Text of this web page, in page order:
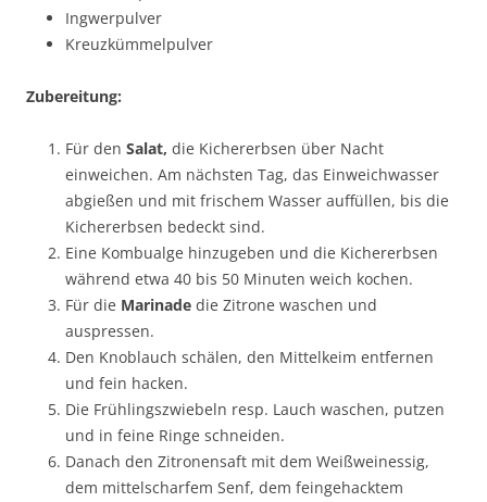
Ingwerpulver
Kreuzkümmelpulver
Zubereitung:
Für den Salat, die Kichererbsen über Nacht
einweichen. Am nächsten Tag, das Einweichwasser
abgießen und mit frischem Wasser auffüllen, bis die
Kichererbsen bedeckt sind.
Eine Kombualge hinzugeben und die Kichererbsen
während etwa 40 bis 50 Minuten weich kochen.
Für die Marinade die Zitrone waschen und
auspressen.
Den Knoblauch schälen, den Mittelkeim entfernen
und fein hacken.
Die Frühlingszwiebeln resp. Lauch waschen, putzen
und in feine Ringe schneiden.
Danach den Zitronensaft mit dem Weißweinessig,
dem mittelscharfem Senf, dem feingehacktem